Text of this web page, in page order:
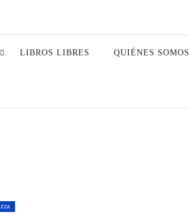
LIBROS LIBRES QUIÉNES SOMOS